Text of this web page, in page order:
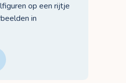
op een rijtje
in